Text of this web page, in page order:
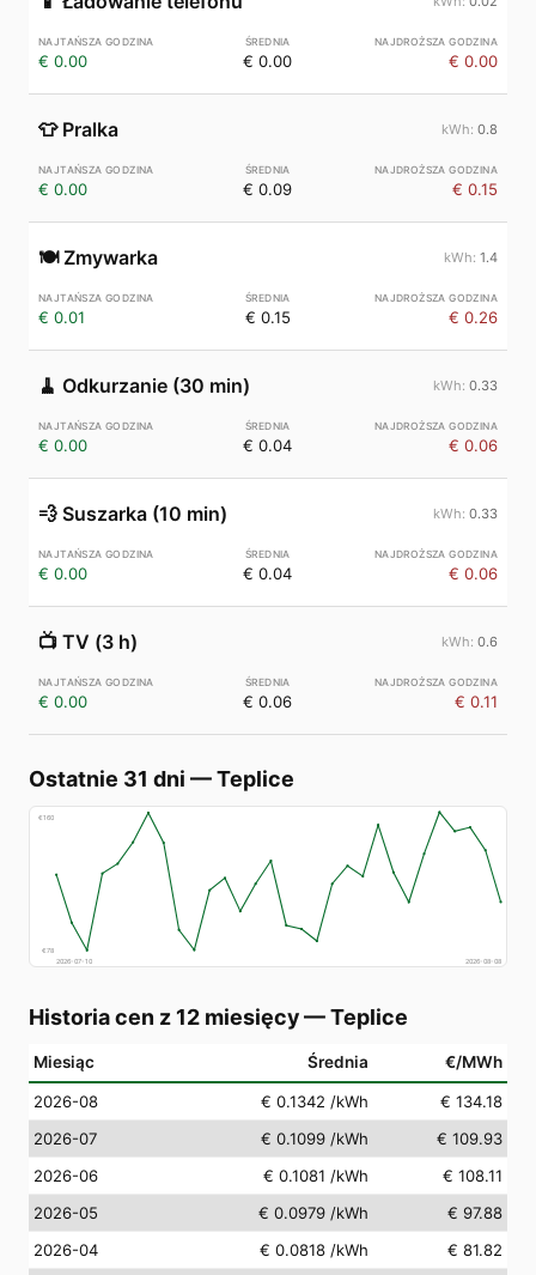
€ 0.00 € 0.00 € 0.00
👕 Pralka 0.8
€ 0.00 € 0.09 € 0.15
🍽️ Zmywarka 1.4
€ 0.01 € 0.15 € 0.26
🧹 Odkurzanie (30 min) 0.33
€ 0.00 € 0.04 € 0.06
💨 Suszarka (10 min) 0.33
€ 0.00 € 0.04 € 0.06
📺 TV (3 h) 0.6
€ 0.00 € 0.06 € 0.11
Ostatnie 31 dni —Teplice
€160
€78
2026-07-10
2026-08-08
Historia cen z 12 miesięcy—Teplice
Miesiąc Średnia €/MWh
2026-08 € 0.1342 /kWh
€ 134.18
2026-07
€ 0.1099 /kWh
€ 109.93
2026-06
€ 0.1081 /kWh
€ 108.11
2026-05
€ 0.0979 /kWh
€ 97.88
2026-04
€ 0.0818 /kWh
€ 81.82